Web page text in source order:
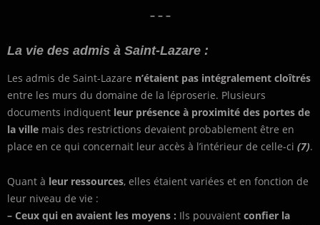
– – –
La vie des admis à Saint-Lazare :
Les admis de Saint-Lazare n’étaient pas intégralement cloîtrés
entre les murs du domaine de la léproserie. Plusieurs
documents indiquent leur présence à proximité des portes de
la ville mais des restrictions devaient probablement être en
place en ce qui concernait leur accès à l’intérieur de celle-ci (7).
Quant à leur ressources, elles étaient variées et en fonction de
leur niveau de vie :
– Ceux qui en avaient les moyens : Ils pouvaient confier la